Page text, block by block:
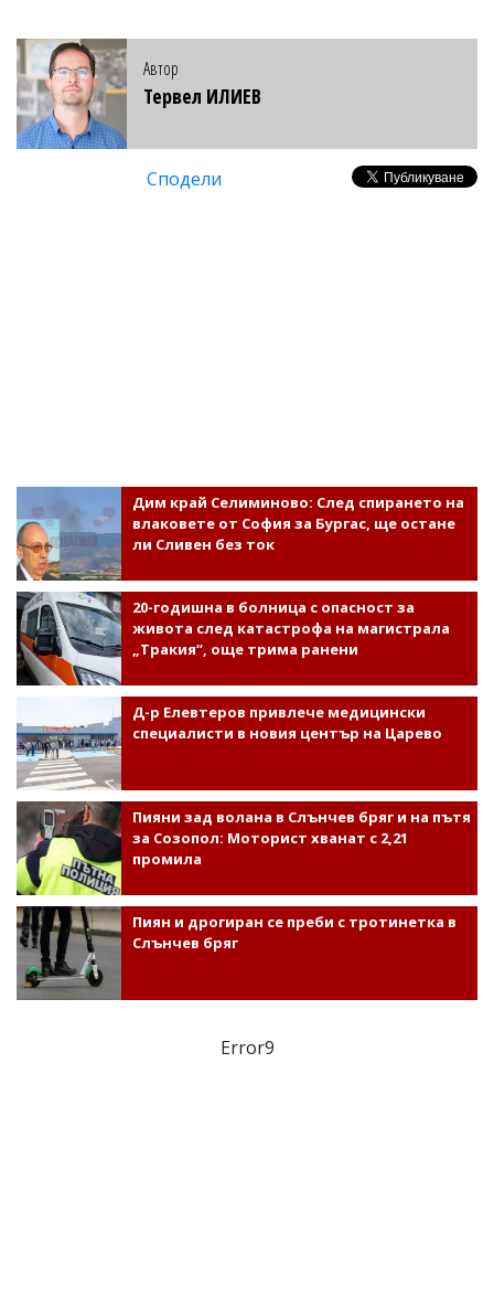
Автор
Тервел ИЛИЕВ
Сподели
Дим край Селиминово: След спирането на
влаковете от София за Бургас, ще остане
ли Сливен без ток
20-годишна в болница с опасност за
живота след катастрофа на магистрала
„Тракия“, още трима ранени
Д-р Елевтеров привлече медицински
специалисти в новия център на Царево
Пияни зад волана в Слънчев бряг и на пътя
за Созопол: Моторист хванат с 2,21
промила
Пиян и дрогиран се преби с тротинетка в
Слънчев бряг
Error9